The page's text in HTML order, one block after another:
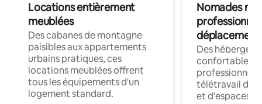
Locations entièrement
meublées
Des cabanes de montagne
paisibles aux appartements
urbains pratiques, ces
locations meublées offrent
tous les équipements d'un
logement standard.
Nomades
déplacement
Des
confortables
professionnels
télétravail
et d'espaces